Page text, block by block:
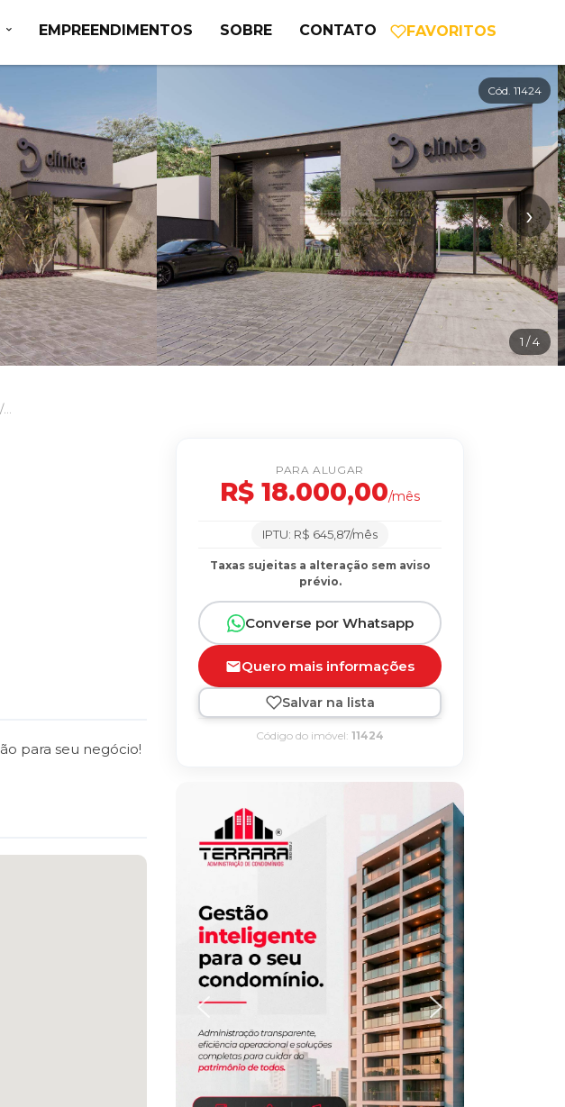
EMPREENDIMENTOS SOBRE CONTATO FAVORITOS
Cód. 11424
›
1 / 4
Prédio no Vila Planalto em Dourados/MS
para seu negócio!
PARA ALUGAR
R$ 18.000,00/mês
IPTU: R$ 645,87/mês
Taxas sujeitas a alteração sem aviso
prévio.
Converse por Whatsapp
Quero mais informações
Salvar na lista
Código do imóvel: 11424